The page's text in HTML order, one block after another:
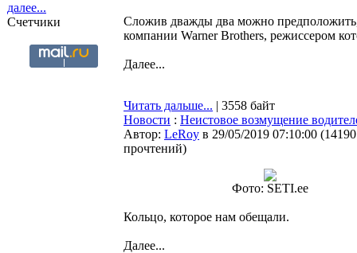
далее...
Счетчики
Сложив дважды два можно
компании Warner Brothers, режиссером
Далее...
Читать дальше... | 3558 байт
Новости : Неистовое возмущение
Автор: LeRoy в 29/05/2019 07:10:00 (14190
прочтений)
Фото: SETI.ee
Кольцо, которое нам обещали.
Далее...